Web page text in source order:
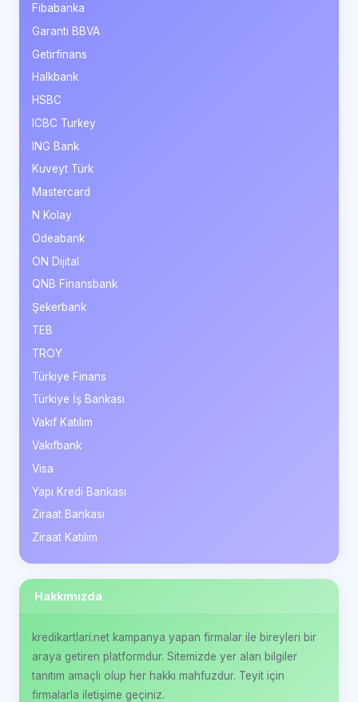
Fibabanka
Garanti BBVA
Getirfinans
Halkbank
HSBC
ICBC Turkey
ING Bank
Kuveyt Türk
Mastercard
N Kolay
Odeabank
ON Dijital
QNB Finansbank
Şekerbank
TEB
TROY
Türkiye Finans
Türkiye İş Bankası
Vakıf Katılım
Vakıfbank
Visa
Yapı Kredi Bankası
Ziraat Bankası
Ziraat Katılım
Hakkımızda
kredikartlari.net kampanya yapan firmalar ile bireyleri bir
araya getiren platformdur. Sitemizde yer alan bilgiler
tanıtım amaçlı olup her hakkı mahfuzdur. Teyit için
firmalarla iletişime geçiniz.